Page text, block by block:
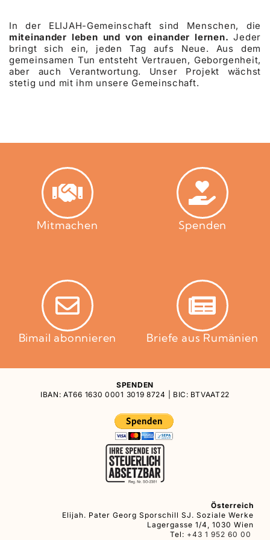
In der ELIJAH-Gemeinschaft sind Menschen, die
miteinander leben und von einander lernen. Jeder
bringt sich ein, jeden Tag aufs Neue. Aus dem
gemeinsamen Tun entsteht Vertrauen, Geborgenheit,
aber auch Verantwortung. Unser Projekt wächst
stetig und mit ihm unsere Gemeinschaft.
Mitmachen Spenden
Bimail abonnieren Briefe aus Rumänien
SPENDEN
IBAN: AT66 1630 0001 3019 8724 | BIC: BTVAAT22
Österreich
Elijah. Pater Georg Sporschill SJ. Soziale Werke
Lagergasse 1/4, 1030 Wien
Tel: +43 1 952 60 00